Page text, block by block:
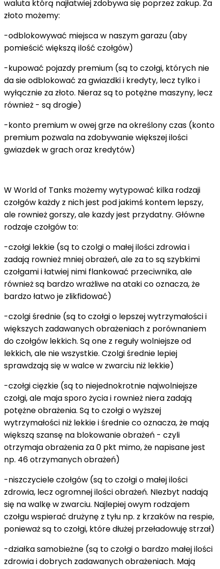
waluta którą najłatwiej zdobywa się poprzez zakup. Za
złoto możemy:
-odblokowywać miejsca w naszym garazu (aby
pomieścić większą ilość czołgów)
-kupować pojazdy premium (są to czołgi, których nie
da sie odblokować za gwiazdki i kredyty, lecz tylko i
wyłącznie za złoto. Nieraz są to potężne maszyny, lecz
również - są drogie)
-konto premium w owej grze na określony czas (konto
premium pozwala na zdobywanie większej ilości
gwiazdek w grach oraz kredytów)
W World of Tanks możemy wytypować kilka rodzaji
czołgów każdy z nich jest pod jakimś kontem lepszy,
ale rownież gorszy, ale kazdy jest przydatny. Główne
rodzaje czołgów to:
-czołgi lekkie (są to czolgi o małej ilości zdrowia i
zadają rownież mniej obrażeń, ale za to są szybkimi
czołgami i łatwiej nimi flankować przeciwnika, ale
również są bardzo wrażliwe na ataki co oznacza, że
bardzo łatwo je zlikfidować)
-czolgi średnie (są to czołgi o lepszej wytrzymałości i
większych zadawanych obrażeniach z porównaniem
do czołgów lekkich. Są one z reguły wolniejsze od
lekkich, ale nie wszystkie. Czolgi średnie lepiej
sprawdzają się w walce w zwarciu niż lekkie)
-czołgi cięzkie (są to niejednokrotnie najwolniejsze
czołgi, ale maja sporo życia i rownież niera zadają
potężne obrażenia. Są to czołgi o wyższej
wytrzymałości niż lekkie i średnie co oznacza, że mają
większą szansę na blokowanie obrażeń - czyli
otrzymaja obrażenia za 0 pkt mimo, że napisane jest
np. 46 otrzymanych obrażeń)
-niszczyciele czołgów (są to czołgi o małej ilości
zdrowia, lecz ogromnej ilości obrażeń. NIezbyt nadają
się na walkę w zwarciu. Najlepiej owym rodzajem
czołgu wspierać drużynę z tyłu np. z krzaków na respie,
ponieważ są to czołgi, które dłużej przeładowuję strzał)
-działka samobieżne (są to czołgi o bardzo małej ilości
zdrowia i dobrych zadawanych obrażeniach. Mają